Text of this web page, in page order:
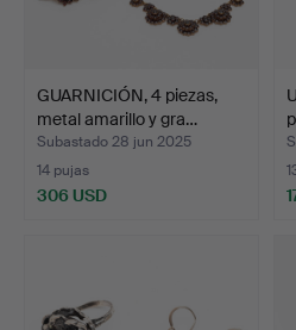
GUARNICIÓN, 4 piezas,
metal amarillo y gra…
Subastado 28 jun 2025
14 pujas
306 USD